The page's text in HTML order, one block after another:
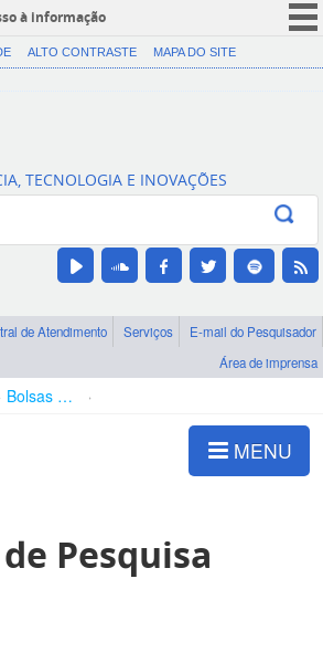
à informação
CORONAVÍRUS (COVID-19)
Canais
ALTO CONTRASTE MAPA DO SITE
TECNOLOGIA E INOVAÇÕES
de Atendimento Serviços
E-mail do Pesquisador
Área de imprensa
Bolsas e Auxílios Vigentes
MENU
Pesquisa